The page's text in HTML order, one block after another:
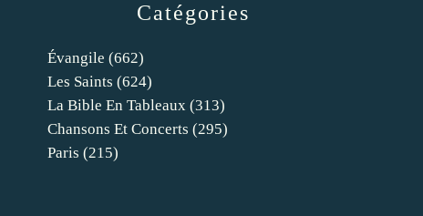
Catégories
Évangile (662)
Les Saints (624)
La Bible En Tableaux (313)
Chansons Et Concerts (295)
Paris (215)